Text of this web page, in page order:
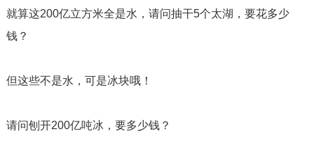
就算这200亿立方米全是水，请问抽干5个太湖，要花多少
钱？
但这些不是水，可是冰块哦！
请问刨开200亿吨冰，要多少钱？